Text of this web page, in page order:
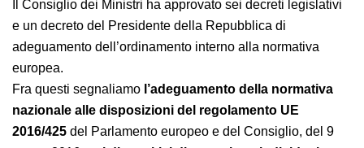
Il Consiglio dei Ministri ha approvato sei decreti
legislativi e un decreto del Presidente della Repubblica
di adeguamento dell’ordinamento interno alla
normativa europea.
Fra questi segnaliamol’adeguamento della
normativa nazionale alle disposizioni del
regolamento UE 2016/425del Parlamento europeo e